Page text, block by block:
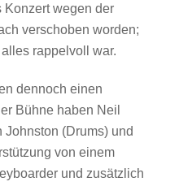
Konzert wegen der
verschoben worden;
rappelvoll war.
dennoch einen
Bühne haben Neil
Johnston (Drums) und
von einem
und zusätzlich